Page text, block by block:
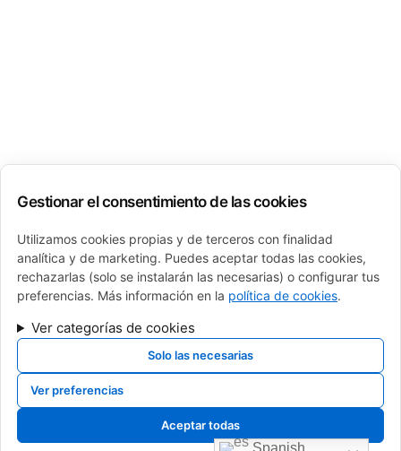
calderas de gas, calderas de gasoil, calderas de gasoleo, Cambio de caldera
navarra, cambio de caldera pamplona, cambio de caldera, venta de calderas,
sustitucion de calderas, caldera roca, baxi, sime, intergas, fagor, junkers,
saunier duval, vaillant, viessman, brotje, ferroli, fer, fondital, tifell, thermor,
Gestionar el consentimiento de las cookies
Utilizamos cookies propias y de terceros con finalidad
analítica y de marketing. Puedes aceptar todas las cookies,
rechazarlas (solo se instalarán las necesarias) o configurar tus
preferencias. Más información en la política de cookies.
Ver categorías de cookies
Solo las necesarias
Ver preferencias
Aceptar todas